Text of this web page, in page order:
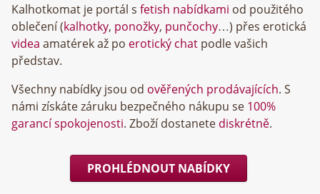
Kalhotkomat je portál s fetish nabídkami od použitého
oblečení (kalhotky, ponožky, punčochy…) přes erotická
videa amatérek až po erotický chat podle vašich
představ.
Všechny nabídky jsou od ověřených prodávajících. S
námi získáte záruku bezpečného nákupu se 100%
garancí spokojenosti. Zboží dostanete diskrétně.
PROHLÉDNOUT NABÍDKY